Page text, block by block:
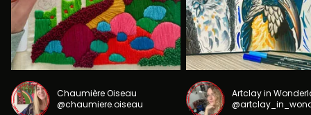
Chaumière Oiseau
@chaumiere.oiseau
Artclay in